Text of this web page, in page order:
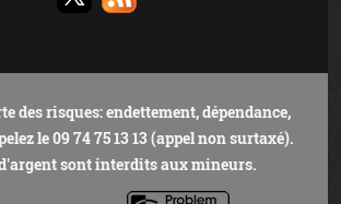
des risques: endettement, dépendance,
le 09 74 75 13 13 (appel non surtaxé).
sont interdits aux mineurs.